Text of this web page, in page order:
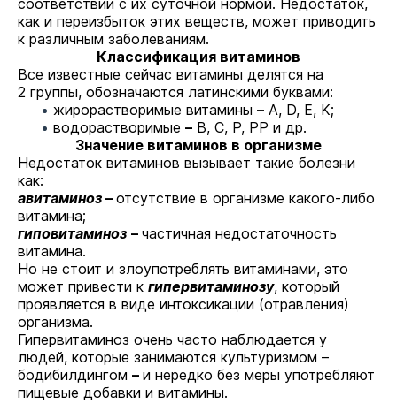
соответствии с их суточной нормой. Недостаток,
как и переизбыток этих веществ, может приводить
к различным заболеваниям.
Классификация витаминов
Все известные сейчас витамины делятся на
2 группы, обозначаются латинскими буквами:
жирорастворимые витамины – A, D, E, K;
водорастворимые – B, C, P, PP и др.
Значение витаминов в организме
Недостаток витаминов вызывает такие болезни
как:
авитаминоз – отсутствие в организме какого-либо
витамина;
гиповитаминоз – частичная недостаточность
витамина.
Но не стоит и злоупотреблять витаминами, это
может привести к гипервитаминозу, который
проявляется в виде интоксикации (отравления)
организма.
Гипервитаминоз очень часто наблюдается у
людей, которые занимаются культуризмом –
бодибилдингом – и нередко без меры употребляют
пищевые добавки и витамины.